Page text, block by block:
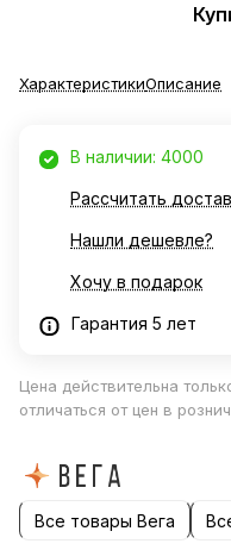
ХарактеристикиОписание
В наличии: 4000
Рассчитать
Нашли дешевле?
Хочу в подарок
Гарантия 5 лет
Цена действительна
отличаться от цен в
Все товары Вега